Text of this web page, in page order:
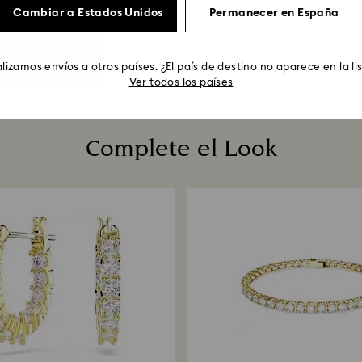
Complete el Look
Cambiar a Estados Unidos Permanecer en España
envíos a otros países. ¿El país de destino no aparece en la
Ver todos los países